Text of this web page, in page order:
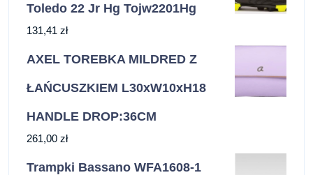
Toledo 22 Jr Hg Tojw2201Hg
131,41 zł
AXEL TOREBKA MILDRED Z
ŁAŃCUSZKIEM L30xW10xH18
HANDLE DROP:36CM
261,00 zł
Trampki Bassano WFA1608-1